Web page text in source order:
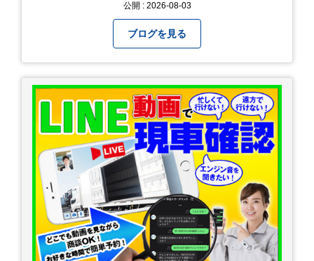
みようと思います。
公開 : 2026-08-03
ブログを見る